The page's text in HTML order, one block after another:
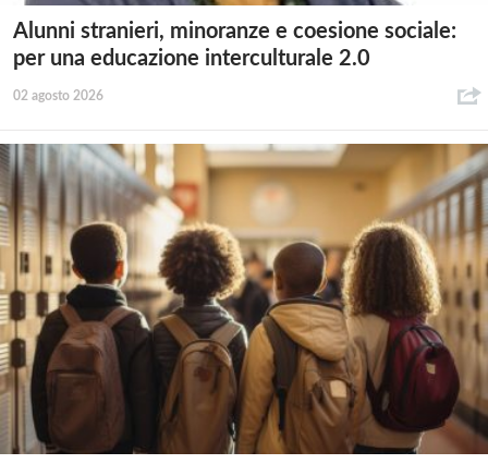
Alunni stranieri, minoranze e coesione sociale:
per una educazione interculturale 2.0
02 agosto 2026